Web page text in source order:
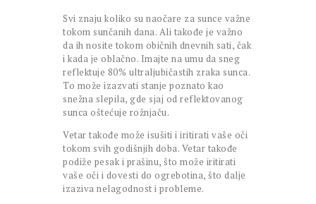
Svi znaju koliko su naočare za sunce važne
tokom sunčanih dana. Ali takođe je važno
da ih nosite tokom običnih dnevnih sati, čak
i kada je oblačno. Imajte na umu da sneg
reflektuje 80% ultraljubičastih zraka sunca.
To može izazvati stanje poznato kao
snežna slepila, gde sjaj od reflektovanog
sunca oštećuje rožnjaču.
Vetar takođe može isušiti i iritirati vaše oči
tokom svih godišnjih doba. Vetar takođe
podiže pesak i prašinu, što može iritirati
vaše oči i dovesti do ogrebotina, što dalje
izaziva nelagodnost i probleme.